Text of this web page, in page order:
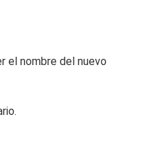
el nombre del nuevo